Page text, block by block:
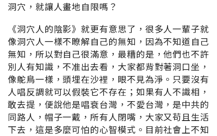
洞穴，就讓人畫地自限嗎？
《洞穴人的陰影》就更有意思了，很多人一輩子就
像洞穴人一樣不瞭解自己的無知，因為不知道自己
無知，所以對自己很滿意，最糟的是，他們也不許
別人有知識，不准出去看，大家都背對著洞口坐，
像鴕鳥一樣，頭埋在沙裡，眼不見為淨。只要沒有
人唱反調就可以假裝它不存在；如果有人不識相，
敢去提，便說他是唱衰台灣，不愛台灣，是中共的
同路人，帽子一戴，所有人閉嘴，大家又苟且生活
下去，這是多麼可怕的心智模式。目前社會上不知